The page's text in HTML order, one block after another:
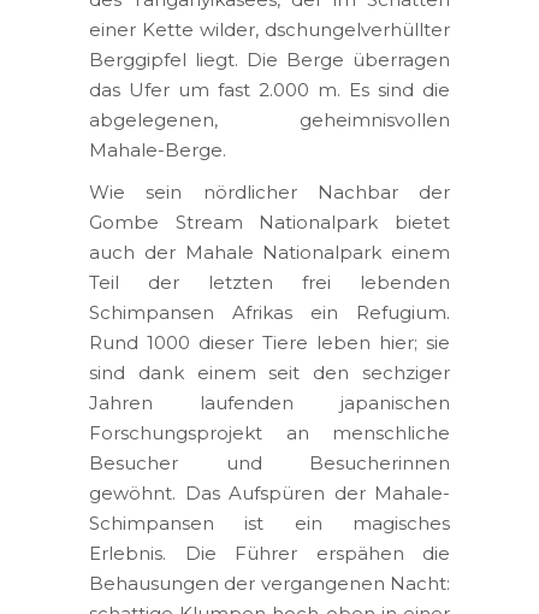
einer Kette wilder, dschungelverhüllter
Berggipfel liegt. Die Berge überragen
das Ufer um fast 2.000 m. Es sind die
abgelegenen, geheimnisvollen
Mahale-Berge.
Wie sein nördlicher Nachbar der
Gombe Stream Nationalpark bietet
auch der Mahale Nationalpark einem
Teil der letzten frei lebenden
Schimpansen Afrikas ein Refugium.
Rund 1000 dieser Tiere leben hier; sie
sind dank einem seit den sechziger
Jahren laufenden japanischen
Forschungsprojekt an menschliche
Besucher und Besucherinnen
gewöhnt. Das Aufspüren der Mahale-
Schimpansen ist ein magisches
Erlebnis. Die Führer erspähen die
Behausungen der vergangenen Nacht: